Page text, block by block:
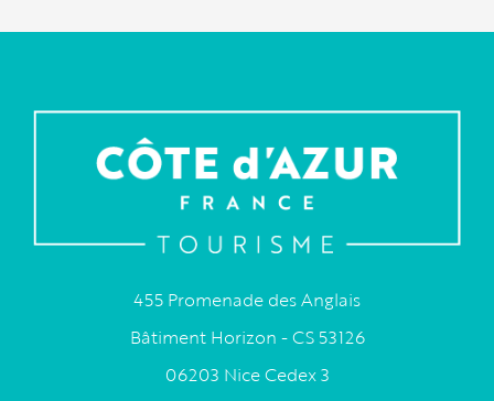
455 Promenade des Anglais
Bâtiment Horizon - CS 53126
06203 Nice Cedex 3